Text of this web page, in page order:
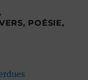
POÉSIE,